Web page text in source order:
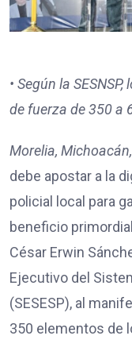
• Según la
de fuerza de 350 a
Morelia,
debe apostar a la
policial local para
beneficio
César Erwin
Ejecutivo del
(SESESP), al
350 elementos de